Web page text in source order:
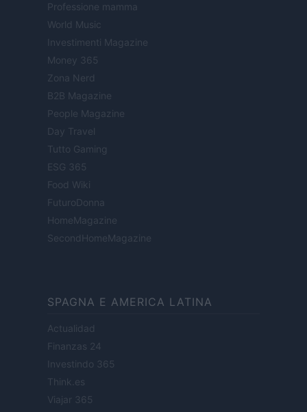
Professione mamma
World Music
Investimenti Magazine
Money 365
Zona Nerd
B2B Magazine
People Magazine
Day Travel
Tutto Gaming
ESG 365
Food Wiki
FuturoDonna
HomeMagazine
SecondHomeMagazine
SPAGNA E AMERICA LATINA
Actualidad
Finanzas 24
Investindo 365
Think.es
Viajar 365